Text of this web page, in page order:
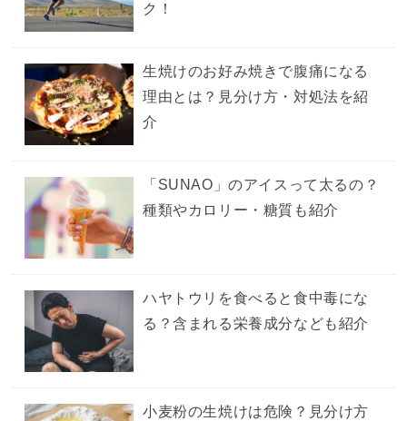
ク！
生焼けのお好み焼きで腹痛になる
理由とは？見分け方・対処法を紹
介
「SUNAO」のアイスって太るの？
種類やカロリー・糖質も紹介
ハヤトウリを食べると食中毒にな
る？含まれる栄養成分なども紹介
小麦粉の生焼けは危険？見分け方